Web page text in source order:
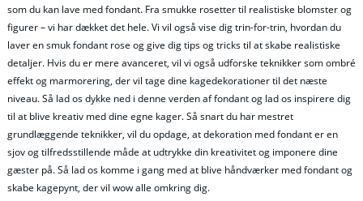
som du kan lave med fondant. Fra smukke rosetter til realistiske blomster og
figurer – vi har dækket det hele. Vi vil også vise dig trin-for-trin, hvordan du
laver en smuk fondant rose og give dig tips og tricks til at skabe realistiske
detaljer. Hvis du er mere avanceret, vil vi også udforske teknikker som ombré
effekt og marmorering, der vil tage dine kagedekorationer til det næste
niveau. Så lad os dykke ned i denne verden af fondant og lad os inspirere dig
til at blive kreativ med dine egne kager. Så snart du har mestret
grundlæggende teknikker, vil du opdage, at dekoration med fondant er en
sjov og tilfredsstillende måde at udtrykke din kreativitet og imponere dine
gæster på. Så lad os komme i gang med at blive håndværker med fondant og
skabe kagepynt, der vil wow alle omkring dig.